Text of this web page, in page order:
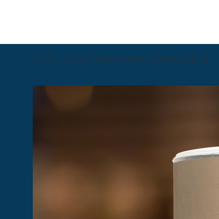
Start > Harvest Fruit-Powder Strawberry 125g